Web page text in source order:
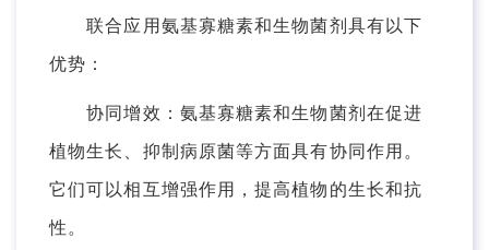
联合应用氨基寡糖素和生物菌剂具有以下
优势：
协同增效：氨基寡糖素和生物菌剂在促进
植物生长、抑制病原菌等方面具有协同作用。
它们可以相互增强作用，提高植物的生长和抗
性。